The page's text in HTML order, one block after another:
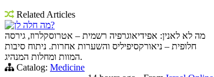
Related Articles
מה חלה לן?
מה לא לאנין: אפידיאוגרפיה רשמית – אטרוסקלרוז, גירסה
חלופית – ניאורקסיפיליס והשערות אחרות. ניתוח סיבות
המוות ומחלות המנהיג.
Catalog: Medicine